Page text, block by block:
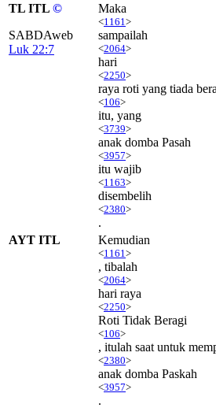
TL ITL ©
SABDAweb
Luk 22:7
Maka
<1161 >
sampailah
<2064>
hari
<2250>
raya roti yang tiada
<106>
itu, yang
<3739>
anak domba Pasah
<3957>
itu wajib
<1163>
disembelih
<2380>
.
AYT ITL
Kemudian
<1161 >
, tibalah
<2064>
hari raya
<2250>
Roti Tidak Beragi
<106>
, itulah saat untuk
<2380>
anak domba Paskah
<3957>
.